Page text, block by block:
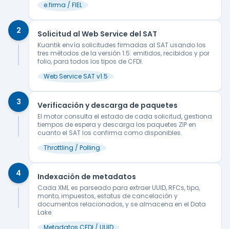
e.firma / FIEL
2 Solicitud al Web Service del SAT
Kuantik envía solicitudes firmadas al SAT usando los
tres métodos de la versión 1.5: emitidos, recibidos y por
folio, para todos los tipos de CFDI.
Web Service SAT v1.5
3 Verificación y descarga de paquetes
El motor consulta el estado de cada solicitud, gestiona
tiempos de espera y descarga los paquetes ZIP en
cuanto el SAT los confirma como disponibles.
Throttling / Polling
4 Indexación de metadatos
Cada XML es parseado para extraer UUID, RFCs, tipo,
monto, impuestos, estatus de cancelación y
documentos relacionados, y se almacena en el Data
Lake.
Metadatos CFDI / UUID